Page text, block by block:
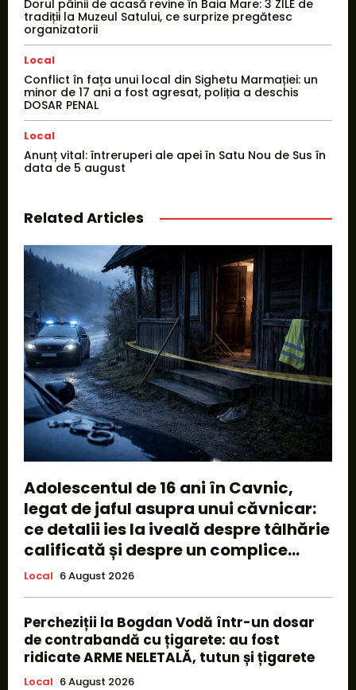
Dorul pâinii de acasă revine în Baia Mare: 3 ZILE de
tradiții la Muzeul Satului, ce surprize pregătesc
organizatorii
Local
Conflict în fața unui local din Sighetu Marmației: un
minor de 17 ani a fost agresat, poliția a deschis
DOSAR PENAL
Local
Anunț vital: întreruperi ale apei în Satu Nou de Sus în
data de 5 august
Related Articles
Adolescentul de 16 ani în Cavnic,
legat de jaful asupra unui căvnicar:
ce detalii ies la iveală despre tâlhărie
calificată și despre un complice...
Local 6 August 2026
Percheziții la Bogdan Vodă într-un dosar
de contrabandă cu țigarete: au fost
ridicate ARME NELETALĂ, tutun și țigarete
Local 6 August 2026